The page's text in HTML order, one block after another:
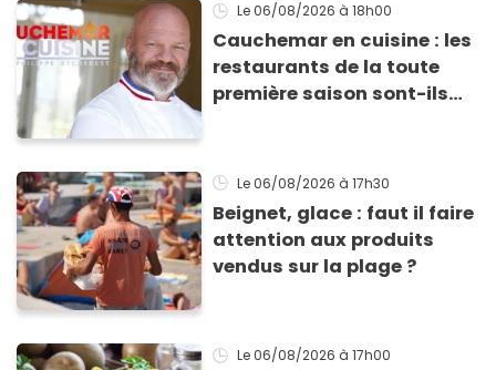
Le 06/08/2026 à 18h00
Cauchemar en cuisine : les
restaurants de la toute
première saison sont-ils
Le 06/08/2026 à 17h30
Beignet, glace : faut il faire
attention aux produits
vendus sur la plage ?
Le 06/08/2026 à 17h00